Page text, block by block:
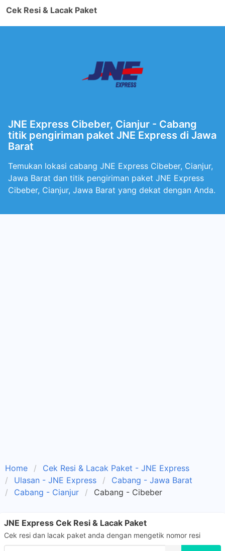
Cek Resi & Lacak Paket
JNE Express Cibeber, Cianjur - Cabang
titik pengiriman paket JNE Express di Jawa
Barat
Temukan lokasi cabang JNE Express Cibeber, Cianjur,
Jawa Barat dan titik pengiriman paket JNE Express
Cibeber, Cianjur, Jawa Barat yang dekat dengan Anda.
Home
Cek Resi & Lacak Paket - JNE Express
Ulasan - JNE Express
Cabang - Jawa Barat
Cabang - Cianjur
Cabang - Cibeber
JNE Express Cek Resi & Lacak Paket
Cek resi dan lacak paket anda dengan mengetik nomor resi